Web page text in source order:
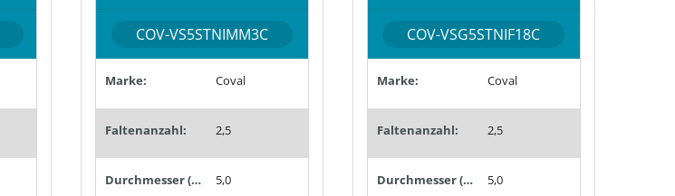
COV-VS5STNIMM3C
Marke: Coval
Faltenanzahl: 2,5
Durchmesser (mm): 5,0
COV-VSG5STNIF18C
Marke: Coval
Faltenanzahl: 2,5
Durchmesser (mm): 5,0